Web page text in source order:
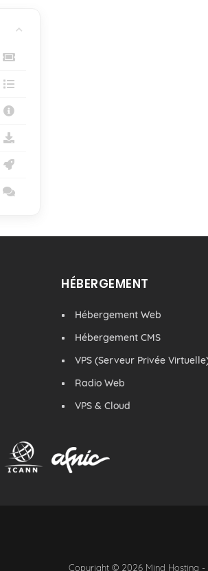
HÉBERGEMENT
Hébergement Web
Hébergement CMS
VPS (Serveur Privée
Radio Web
VPS & Cloud
Copyright © 2026 Mind Hosting -